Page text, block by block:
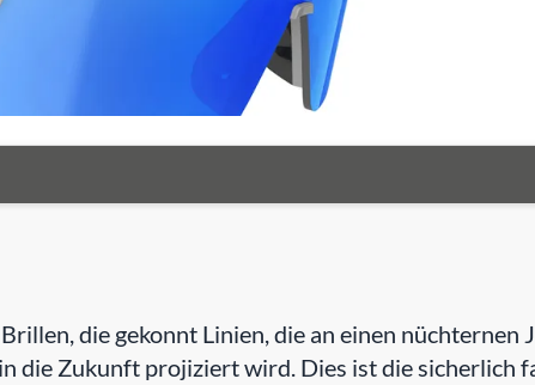
die gekonnt Linien, die an einen
die Zukunft projiziert wird. Dies ist die sicherlich